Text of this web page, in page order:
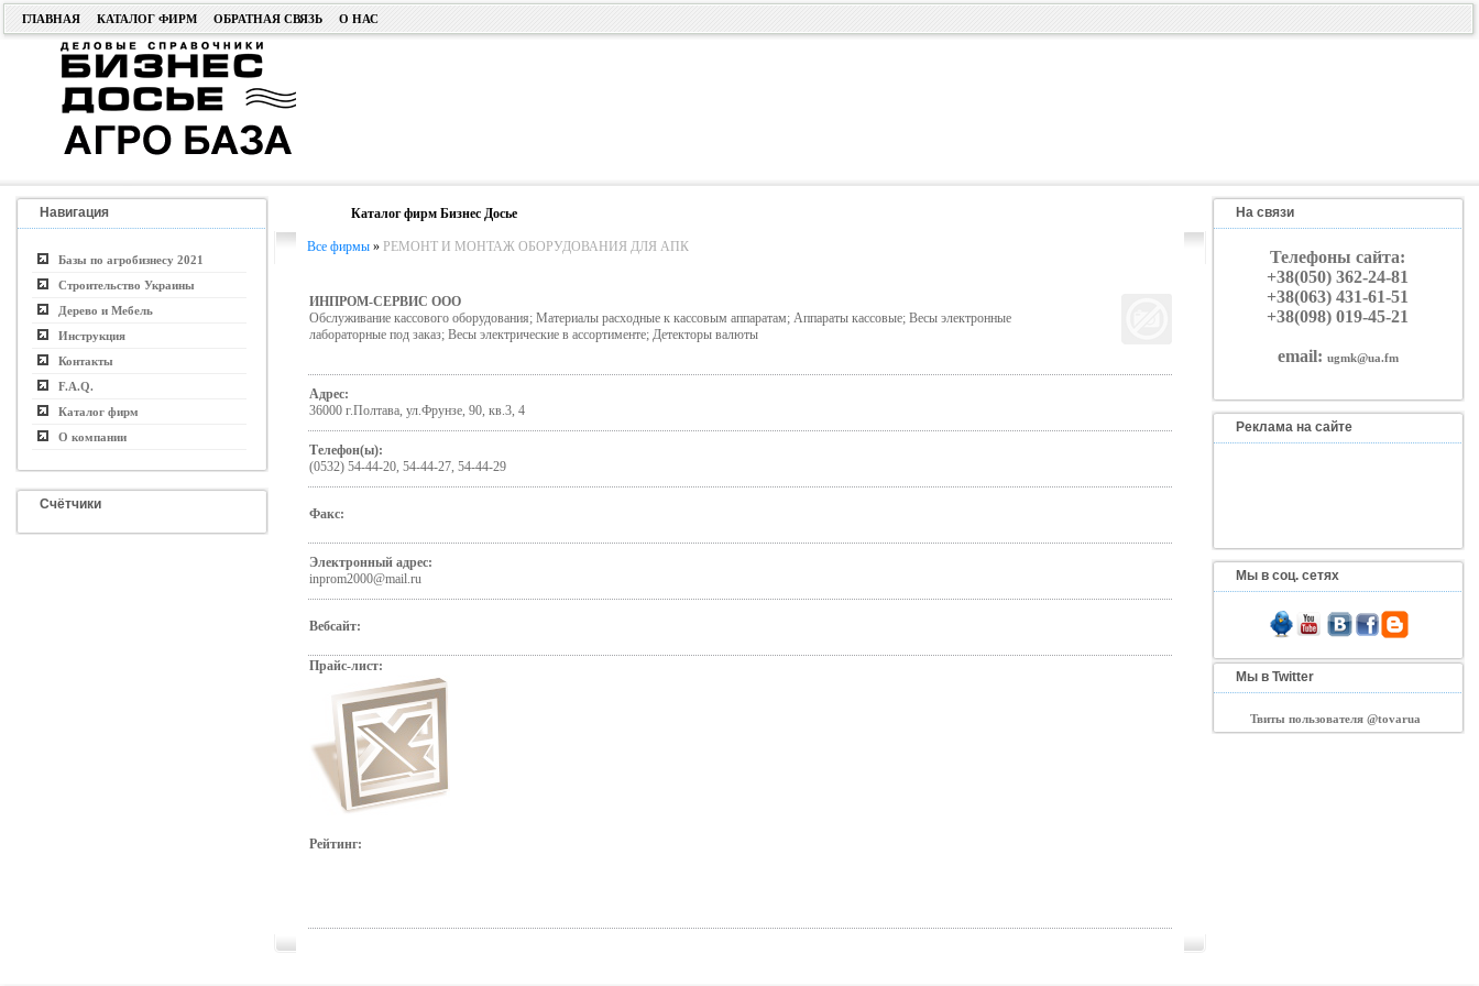
ГЛАВНАЯ КАТАЛОГ ФИРМ ОБРАТНАЯ СВЯЗЬ О НАС
Навигация
Базы по агробизнесу 2021
Строительство Украины
Дерево и Мебель
Инструкция
Контакты
F.A.Q.
Каталог фирм
О компании
Счётчики
Каталог фирм Бизнес Досье
Все фирмы» РЕМОНТ И МОНТАЖ ОБОРУДОВАНИЯ ДЛЯ АПК
ИНПРОМ-СЕРВИС ООО
Обслуживание кассового оборудования; Материалы расходные к кассовым аппаратам; Аппараты кассовые; Весы электронные
лабораторные под заказ; Весы электрические в ассортименте; Детекторы валюты
Адрес:
36000 г.Полтава, ул.Фрунзе, 90, кв.3, 4
Телефон(ы):
(0532) 54-44-20, 54-44-27, 54-44-29
Факс:
Электронный адрес:
inprom2000@mail.ru
Вебсайт:
Прайс-лист:
Рейтинг:
На связи
Телефоны сайта:
+38(050) 362-24-81
+38(063) 431-61-51
+38(098) 019-45-21
email: ugmk@ua.fm
Реклама на сайте
Мы в соц. сетях
Мы в Twitter
Твиты пользователя @tovarua